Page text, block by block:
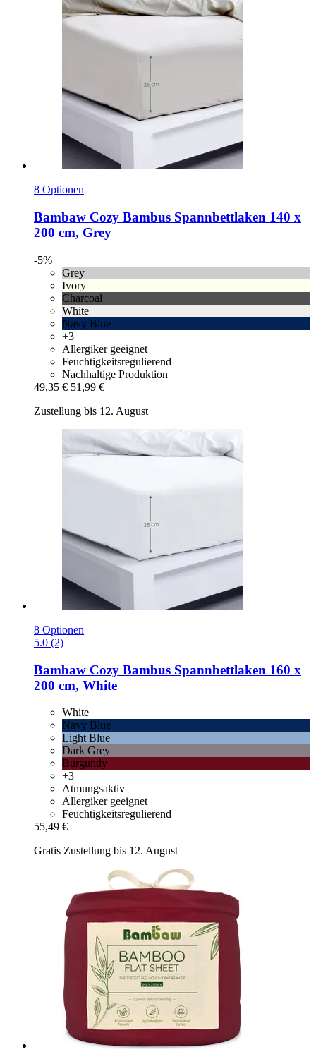
8 Optionen
Bambaw Cozy Bambus Spannbettlaken 140 x
200 cm, Grey
-5%
Grey
Ivory
Charcoal
White
Navy Blue
+3
Allergiker geeignet
Feuchtigkeitsregulierend
Nachhaltige Produktion
49,35 € 51,99 €
Zustellung bis 12. August
8 Optionen
5.0 (2)
Bambaw Cozy Bambus Spannbettlaken 160 x
200 cm, White
White
Navy Blue
Light Blue
Dark Grey
Burgundy
+3
Atmungsaktiv
Allergiker geeignet
Feuchtigkeitsregulierend
55,49 €
Gratis Zustellung bis 12. August